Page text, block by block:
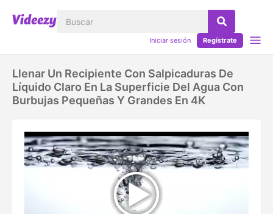
Iniciar sesión Regístrate
Llenar Un Recipiente Con Salpicaduras De
Líquido Claro En La Superficie Del Agua Con
Burbujas Pequeñas Y Grandes En 4K